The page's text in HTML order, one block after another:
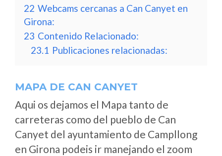
22 Webcams cercanas a Can Canyet en
Girona:
23 Contenido Relacionado:
23.1 Publicaciones relacionadas:
MAPA DE CAN CANYET
Aqui os dejamos el Mapa tanto de
carreteras como del pueblo de Can
Canyet del ayuntamiento de Campllong
en Girona podeis ir manejando el zoom